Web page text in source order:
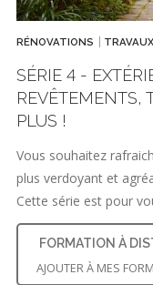
RÉNOVATIONS
SÉRIE 4 -
REVÊTEMENTS,
PLUS !
Vous souhaitez
plus verdoyant et
Cette série est pour
FORMATION À
AJOUTER À MES